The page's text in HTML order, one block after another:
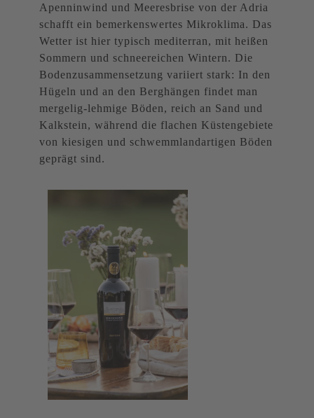
Apenninwind und Meeresbrise von der Adria
schafft ein bemerkenswertes Mikroklima. Das
Wetter ist hier typisch mediterran, mit heißen
Sommern und schneereichen Wintern. Die
Bodenzusammensetzung variiert stark: In den
Hügeln und an den Berghängen findet man
mergelig-lehmige Böden, reich an Sand und
Kalkstein, während die flachen Küstengebiete
von kiesigen und schwemmlandartigen Böden
geprägt sind.